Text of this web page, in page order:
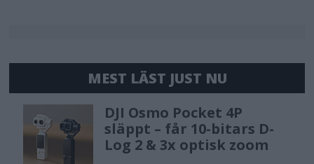
MEST LÄST JUST NU
DJI Osmo Pocket 4P
släppt – får 10-bitars D-
Log 2 & 3x optisk zoom